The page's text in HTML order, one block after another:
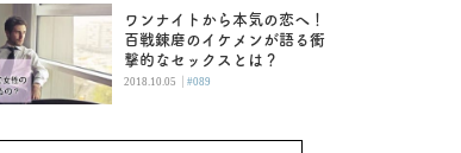
ワンナイトから本気の恋へ！
百戦錬磨のイケメンが語る衝
撃的なセックスとは？
2018.10.05 | #089